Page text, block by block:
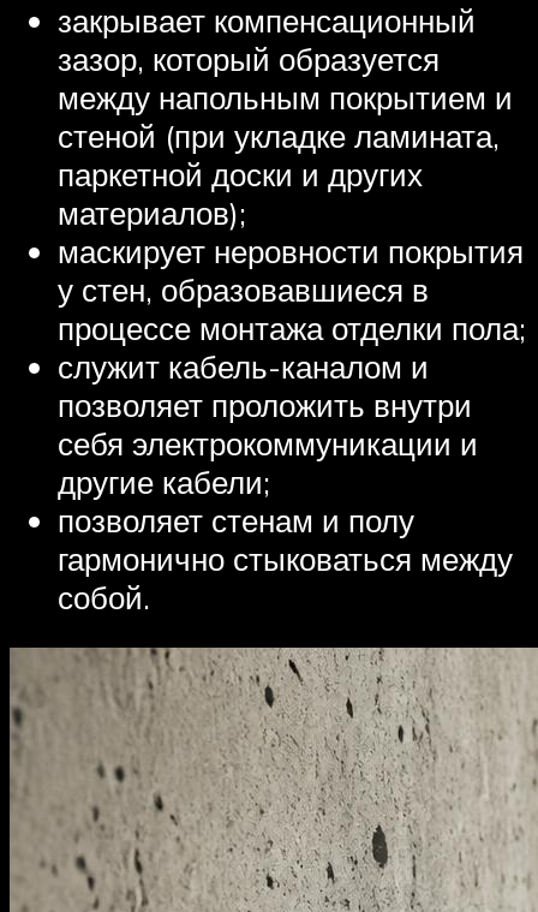
закрывает компенсационный
зазор, который образуется
между напольным покрытием и
стеной (при укладке ламината,
паркетной доски и других
материалов);
маскирует неровности покрытия
у стен, образовавшиеся в
процессе монтажа отделки пола;
служит кабель-каналом и
позволяет проложить внутри
себя электрокоммуникации и
другие кабели;
позволяет стенам и полу
гармонично стыковаться между
собой.